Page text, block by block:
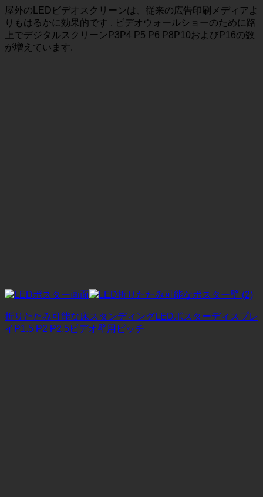
屋外のLEDビデオスクリーンは、従来の広告印刷メディアよ
りもはるかに効果的です . ビデオウォールショーのために路
上でデジタルスクリーンP3P4 P5 P6 P8P10およびP16の数
が増えています.
折りたたみ可能な床スタンディングLEDポスターディスプレ
イP1.5 P2 P2.5ビデオ壁用ピッチ